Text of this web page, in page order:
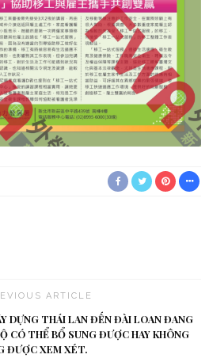
ARTICLE
DỰNG THÁI LAN ĐẾN ĐÀI LOAN ĐANG
CÓ THỂ BỔ SUNG ĐƯỢC HAY KHÔNG
ĐƯỢC XEM XÉT.